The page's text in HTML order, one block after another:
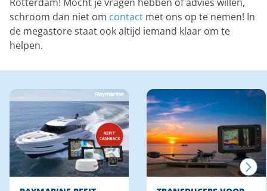
schroom dan niet om contact met ons op te nemen! In
de megastore staat ook altijd iemand klaar om te
helpen.